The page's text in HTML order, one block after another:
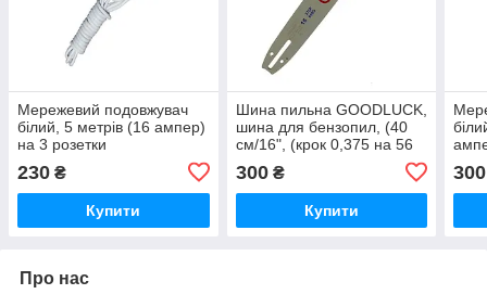
Мережевий подовжувач
білий, 5 метрів (16 ампер)
на 3 розетки
230 ₴
Купити
Шина пильна GOODLUCK,
шина для бензопил, (40
см/16", (крок 0,375 на 56
300₴
Купити
300
Про нас